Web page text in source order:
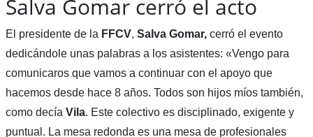
Salva Gomar cerró el acto
El presidente de la FFCV, Salva Gomar, cerró el evento
dedicándole unas palabras a los asistentes: «Vengo para
comunicaros que vamos a continuar con el apoyo que
hacemos desde hace 8 años. Todos son hijos míos también,
como decía Vila. Este colectivo es disciplinado, exigente y
puntual. La mesa redonda es una mesa de profesionales